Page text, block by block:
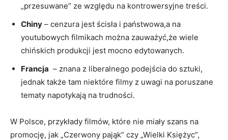
„przesuwane” ze względu na kontrowersyjne treści.
Chiny – cenzura jest ścisła i państwowa,a⁤ na
youtubowych filmikach można ⁤zauważyć,że ​wiele
chińskich⁢ produkcji jest mocno edytowanych.
Francja ⁣ – znana z liberalnego podejścia ⁤do sztuki,⁤
jednak także tam⁢ niektóre ⁢filmy z uwagi na​ poruszane
tematy napotykają na trudności.
W Polsce, przykłady⁢ filmów, które nie miały szans na
promocję, jak „Czerwony pająk” czy „Wielki ⁢Księżyc”,